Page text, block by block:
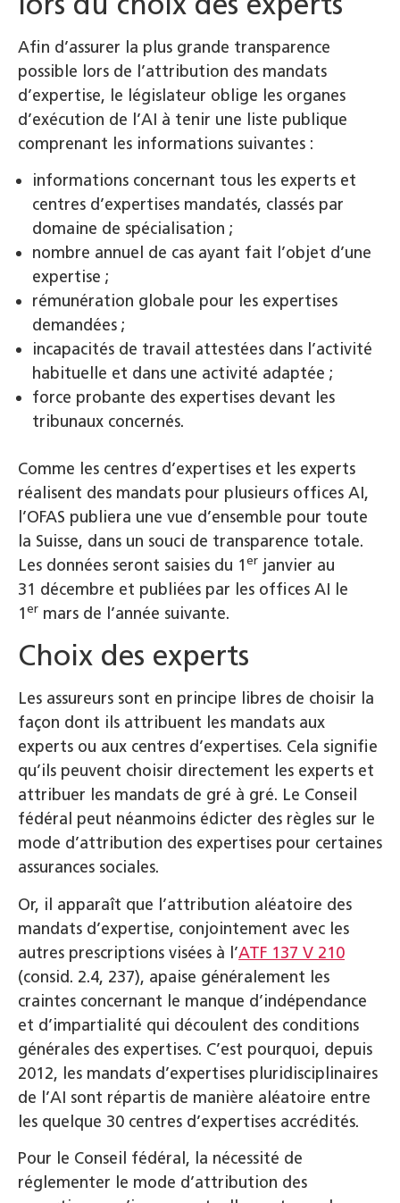
Afin d’assurer la plus grande transparence
possible lors de l’attribution des mandats
d’expertise, le législateur oblige les organes
d’exécution de l’AI à tenir une liste publique
comprenant les informations suivantes :
informations concernant tous les experts et
centres d’expertises mandatés, classés par
domaine de spécialisation ;
nombre annuel de cas ayant fait l’objet d’une
expertise ;
rémunération globale pour les expertises
demandées ;
incapacités de travail attestées dans l’activité
habituelle et dans une activité adaptée ;
force probante des expertises devant les
tribunaux concernés.
Comme les centres d’expertises et les experts
réalisent des mandats pour plusieurs offices AI,
l’OFAS publiera une vue d’ensemble pour toute
la Suisse, dans un souci de transparence totale.
Les données seront saisies du 1er janvier au
31 décembre et publiées par les offices AI le
1er mars de l’année suivante.
Choix des experts
Les assureurs sont en principe libres de choisir la
façon dont ils attribuent les mandats aux
experts ou aux centres d’expertises. Cela signifie
qu’ils peuvent choisir directement les experts et
attribuer les mandats de gré à gré. Le Conseil
fédéral peut néanmoins édicter des règles sur le
mode d’attribution des expertises pour certaines
assurances sociales.
Or, il apparaît que l’attribution aléatoire des
mandats d’expertise, conjointement avec les
autres prescriptions visées à l’ATF 137 V 210
(consid. 2.4, 237), apaise généralement les
craintes concernant le manque d’indépendance
et d’impartialité qui découlent des conditions
générales des expertises. C’est pourquoi, depuis
2012, les mandats d’expertises pluridisciplinaires
de l’AI sont répartis de manière aléatoire entre
les quelque 30 centres d’expertises accrédités.
Pour le Conseil fédéral, la nécessité de
réglementer le mode d’attribution des